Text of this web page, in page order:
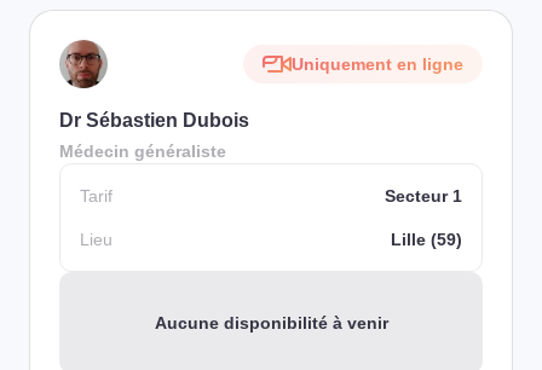
Uniquement en ligne
Dr Sébastien Dubois
Médecin généraliste
Tarif Secteur 1
Lieu Lille (59)
Aucune disponibilité à venir